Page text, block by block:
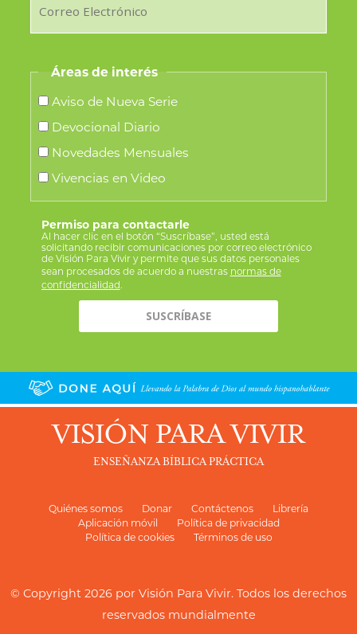
Áreas de interés
Aviso de Nueva Serie
Devocional Diario
Novedades Mensuales
Vivencias en Video
Permiso para contactarle
Al hacer clic en el botón “Suscríbase”, usted está
solicitando recibir comunicaciones por correo electrónico
de Visión Para Vivir y permite que sus datos personales
sean procesados de acuerdo a nuestras normas de
confidencialidad.
VISIÓN PARA VIVIR
ENSEÑANZA BÍBLICA PRÁCTICA
Quiénes somos Donar Contáctenos
Librería
Aplicación móvil
Política de privacidad
Política de cookies
Términos de uso
© Copyright 2026 por Visión Para Vivir. Todos los derechos
reservados mundialmente